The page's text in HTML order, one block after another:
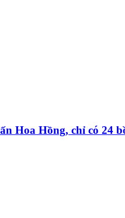
Hoa Hồng, chỉ có 24